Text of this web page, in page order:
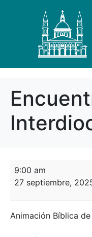
9:00 am
27 septiembre,
Animación Bíblica